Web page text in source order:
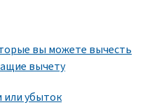
вы можете вычесть
вычету
или убыток